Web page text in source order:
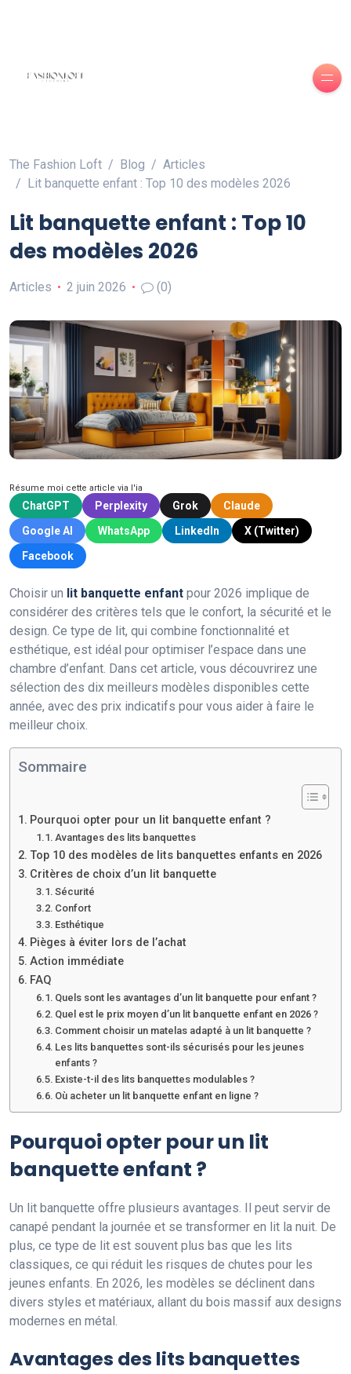
The Fashion Loft Blog
Articles
Lit banquette enfant : Top 10 des modèles 2026
Lit banquette enfant : Top 10
des modèles 2026
Articles 2 juin 2026 (0)
Résume moi cette article via l'ia
ChatGPT Perplexity Grok
Claude
Google AI
WhatsApp LinkedIn
X (Twitter)
Facebook
Choisir un lit banquette enfant pour 2026 implique de
considérer des critères tels que le confort, la sécurité et le
design. Ce type de lit, qui combine fonctionnalité et
esthétique, est idéal pour optimiser l’espace dans une
chambre d’enfant. Dans cet article, vous découvrirez une
sélection des dix meilleurs modèles disponibles cette
année, avec des prix indicatifs pour vous aider à faire le
meilleur choix.
Sommaire
Pourquoi opter pour un lit banquette enfant ?
Avantages des lits banquettes
Top 10 des modèles de lits banquettes enfants en 2026
Critères de choix d’un lit banquette
Sécurité
Confort
Esthétique
Pièges à éviter lors de l’achat
Action immédiate
FAQ
Quels sont les avantages d’un lit banquette pour enfant ?
Quel est le prix moyen d’un lit banquette enfant en 2026 ?
Comment choisir un matelas adapté à un lit banquette ?
Les lits banquettes sont-ils sécurisés pour les jeunes
enfants ?
Existe-t-il des lits banquettes modulables ?
Où acheter un lit banquette enfant en ligne ?
Pourquoi opter pour un lit
banquette enfant ?
Un lit banquette offre plusieurs avantages. Il peut servir de
canapé pendant la journée et se transformer en lit la nuit. De
plus, ce type de lit est souvent plus bas que les lits
classiques, ce qui réduit les risques de chutes pour les
jeunes enfants. En 2026, les modèles se déclinent dans
divers styles et matériaux, allant du bois massif aux designs
modernes en métal.
Avantages des lits banquettes